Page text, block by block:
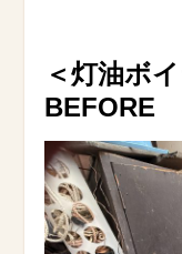
＜灯油ボ
BEFORE